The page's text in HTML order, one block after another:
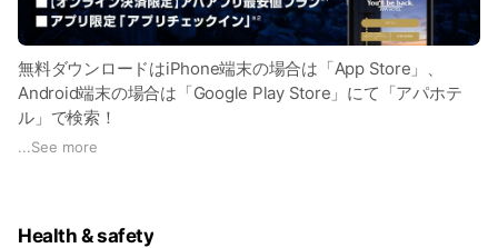
無料ダウンロードはiPhone端末の場合は「App Store」、
Android端末の場合は「Google Play Store」にて「アパホテ
ル」で検索！
※このアプリのご利用には4G LTE/3G/Wi-Fi 通信などが必要と
...See more
Health & safety